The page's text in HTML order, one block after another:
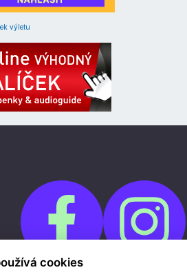
cookies